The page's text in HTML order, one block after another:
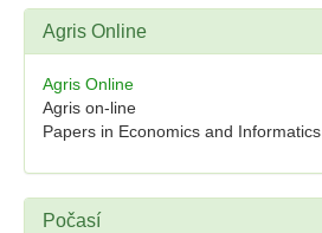
Agris Online
Agris Online
Agris on-line
Papers in Economics and Informatics
Počasí